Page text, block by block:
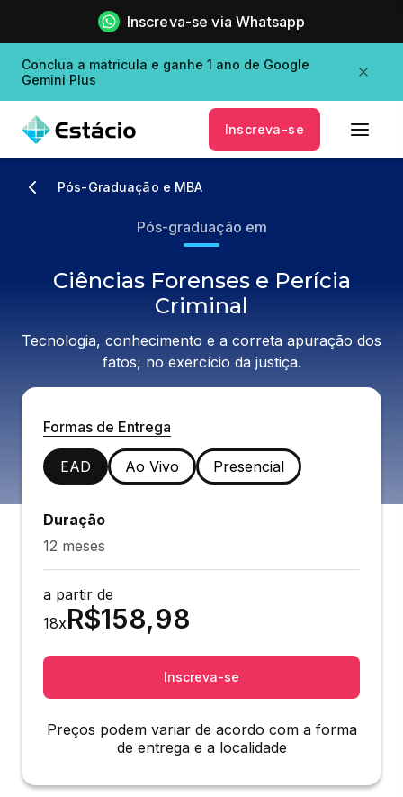
Inscreva-se via Whatsapp
Conclua a matricula e ganhe 1 ano de Google
Gemini Plus
Inscreva-se
Pós-Graduação e MBA
Pós-graduação em
Ciências Forenses e Perícia
Criminal
Tecnologia, conhecimento e a correta apuração dos
fatos, no exercício da justiça.
Formas de Entrega
EAD Ao Vivo Presencial
Duração
12 meses
a partir de
18xR$158,98
Inscreva-se
Preços podem variar de acordo com a forma
de entrega e a localidade